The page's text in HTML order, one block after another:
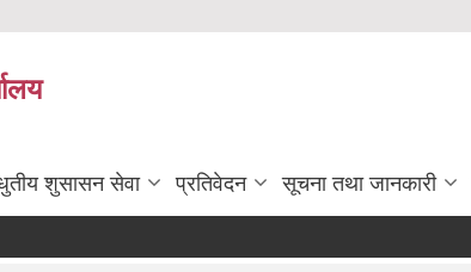
शुसासन सेवा प्रतिवेदन सूचना तथा जानकारी